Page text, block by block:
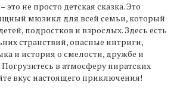
не просто детская сказка. Это
мюзикл для всей семьи, который
подростков и взрослых. Здесь есть
странствий, опасные интриги,
и история о смелости, дружбе и
в атмосферу пиратских
вкус настоящего приключения!